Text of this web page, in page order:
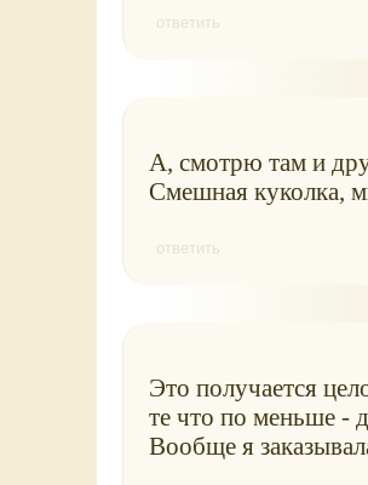
ответить
А, смотрю там и
Смешная куколка,
ответить
Это получается
те что по меньше -
Вообще я